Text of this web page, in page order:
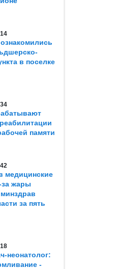
в поселке
памяти
медицинские
за жары
за пять
неонатолог:
-